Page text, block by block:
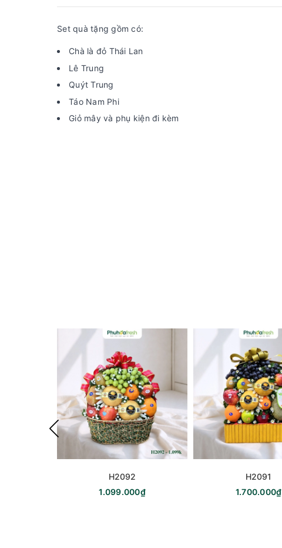
Set quà tặng gồm có:
Chà là đỏ Thái Lan
Lê Trung
Quýt Trung
Táo Nam Phi
Giỏ mây và phụ kiện đi kèm
H2092
1.099.000₫
H2091
1.700.000₫